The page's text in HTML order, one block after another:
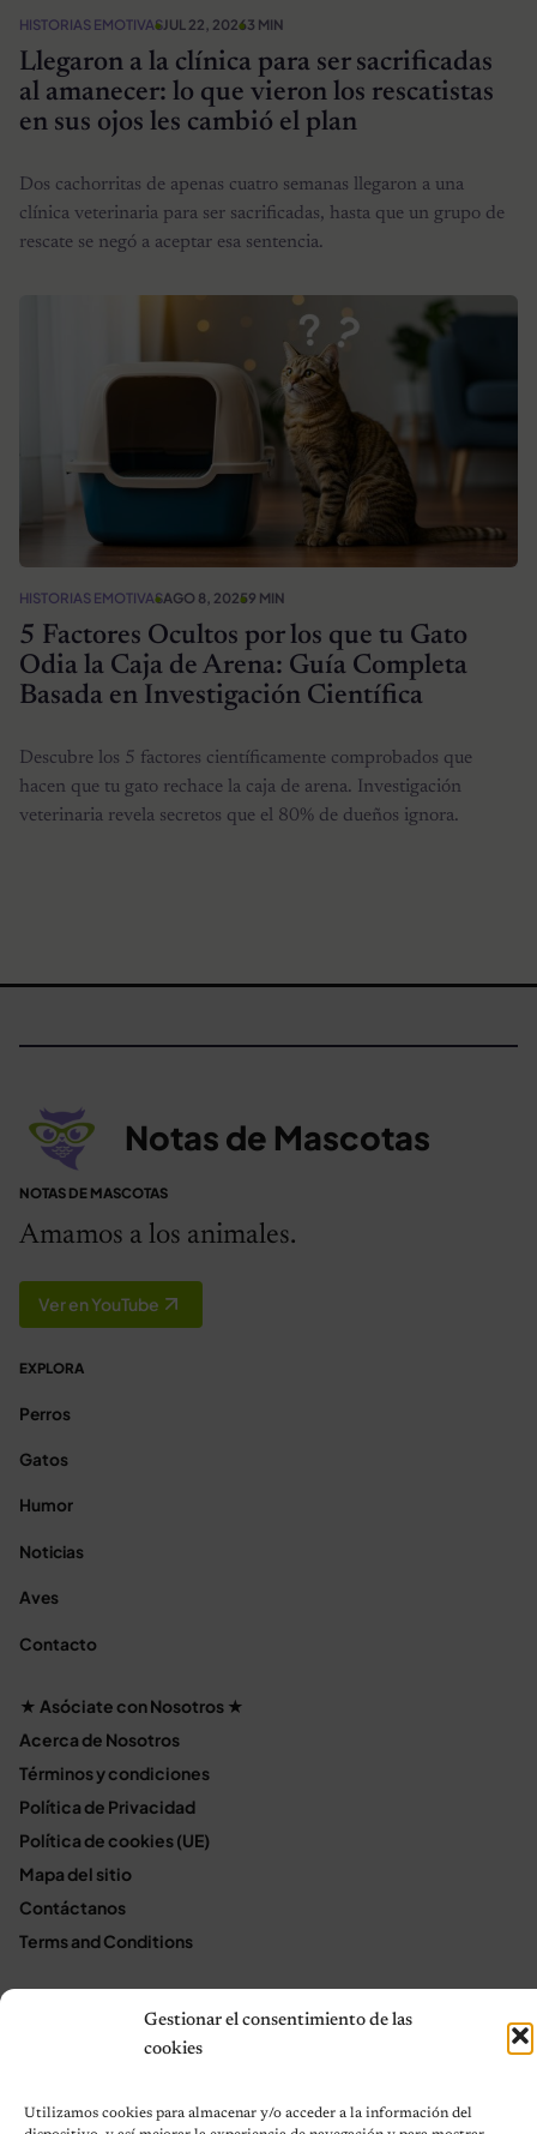
Gestionar el consentimiento de las
cookies
Utilizamos cookies para almacenar y/o acceder a la información del
HISTORIAS EMOTIVASJUL 22, 20263 MIN
Llegaron a la clínica para ser sacrificadas
al amanecer: lo que vieron los rescatistas
en sus ojos les cambió el plan
Dos cachorritas de apenas cuatro semanas llegaron a una
clínica veterinaria para ser sacrificadas, hasta que un grupo de
rescate se negó a aceptar esa sentencia.
HISTORIAS EMOTIVASAGO 8, 20259 MIN
5 Factores Ocultos por los que tu Gato
Odia la Caja de Arena: Guía Completa
Basada en Investigación Científica
Descubre los 5 factores científicamente comprobados que
hacen que tu gato rechace la caja de arena. Investigación
veterinaria revela secretos que el 80% de dueños ignora.
Notas de Mascotas
NOTAS DE MASCOTAS
Amamos a los animales.
Ver en YouTube
EXPLORA
Perros
Gatos
Humor
Noticias
Aves
Contacto
★ Asóciate con Nosotros ★
Acerca de Nosotros
Términos y condiciones
Política de Privacidad
Política de cookies (UE)
Mapa del sitio
Contáctanos
Terms and Conditions
Política de privacidad